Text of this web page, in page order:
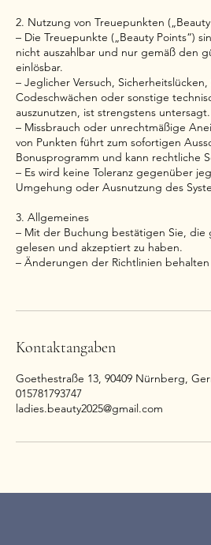
2. Nutzung von Treuepunkten
– Die Treuepunkte („Beauty Points“)
nicht auszahlbar und nur gemäß den
einlösbar.
– Jeglicher Versuch, Sicherheitslücken,
Codeschwächen oder sonstige
auszunutzen, ist strengstens untersagt.
– Missbrauch oder unrechtmäßige
von Punkten führt zum sofortigen
Bonusprogramm und kann rechtliche
– Es wird keine Toleranz gegenüber
Umgehung oder Ausnutzung des
3. Allgemeines
– Mit der Buchung bestätigen Sie,
gelesen und akzeptiert zu haben.
– Änderungen der Richtlinien
Kontaktangaben
Goethestraße 13, 90409 Nürnberg,
015781793747
ladies.beauty2025@gmail.com